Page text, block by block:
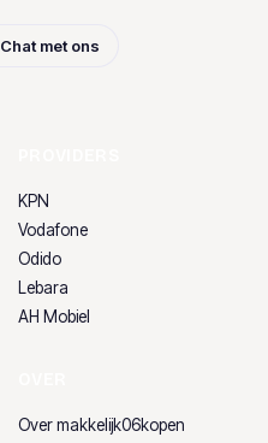
Chat met ons
KPN
Vodafone
Odido
Lebara
AH Mobiel
Over makkelijk06kopen